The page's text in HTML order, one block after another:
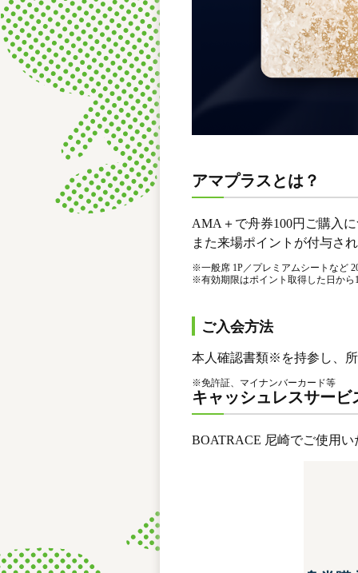
アマプラスとは？
AMA＋で舟券100円ご購入
また来場ポイントが付与さ
※一般席 1P／プレミアムシートなど
※有効期限はポイント取得した日から
ご入会方法
本人確認書類※を持参し、
※免許証、マイナンバーカード等
キャッシュレスサービ
BOATRACE 尼崎でご使用